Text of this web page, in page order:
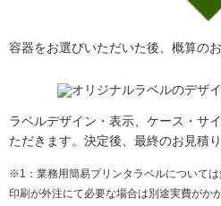
容器をお選びいただいた後、概算の
ラベルデザイン・表示、ケース・サ
ただきます。決定後、最終のお見積
※1：業務用簡易プリンタラベルについては
印刷が外注にて必要な場合は別途実費がか